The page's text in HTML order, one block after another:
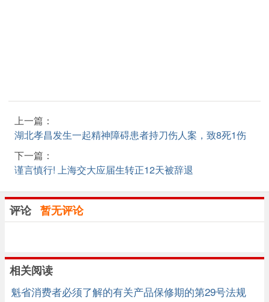
上一篇：
湖北孝昌发生一起精神障碍患者持刀伤人案，致8死1伤
下一篇：
谨言慎行! 上海交大应届生转正12天被辞退
评论 暂无评论
相关阅读
魁省消费者必须了解的有关产品保修期的第29号法规